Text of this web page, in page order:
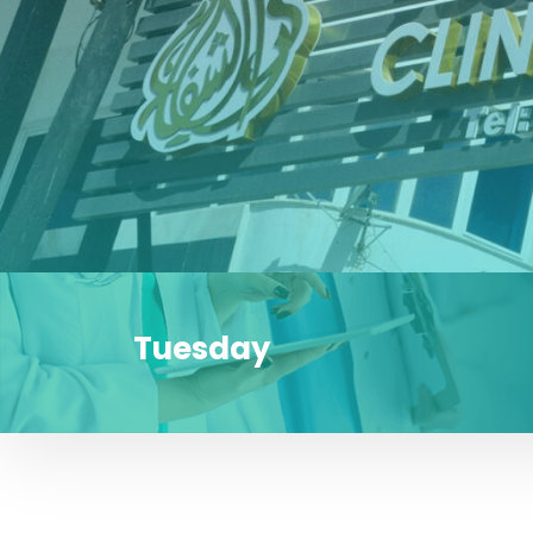
Tuesday